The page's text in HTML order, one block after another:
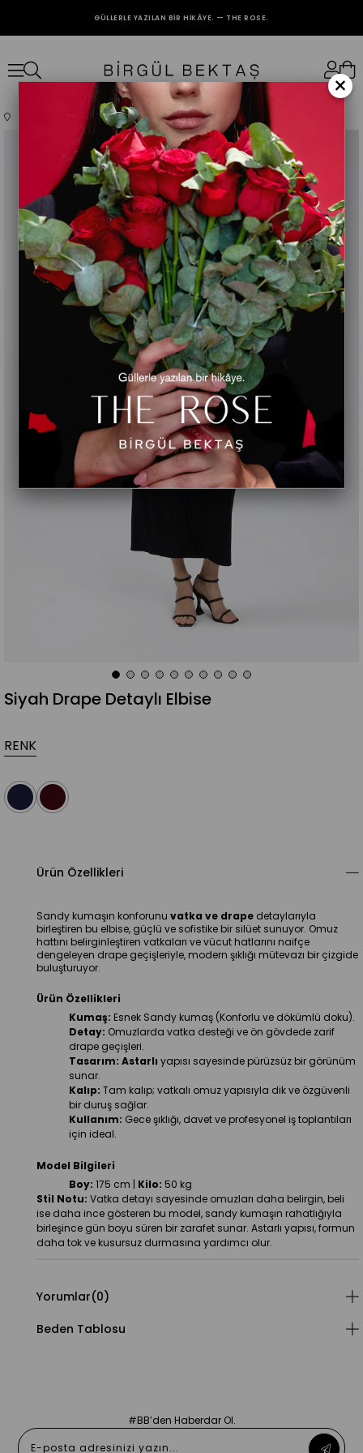
GÜLLERLE YAZILAN BIR HIKÂYE. — THE ROSE.
Giyim Üst Giyim Elbise Siyah Drape Detaylı Elbise
Siyah Drape Detaylı Elbise
RENK
Ürün Özellikleri
Sandy kumaşın konforunu vatka ve drape detaylarıyla
birleştiren bu elbise, güçlü ve sofistike bir silüet sunuyor. Omuz
hattını belirginleştiren vatkaları ve vücut hatlarını naifçe
dengeleyen drape geçişleriyle, modern şıklığı mütevazı bir çizgide
buluşturuyor.
Ürün Özellikleri
Kumaş: Esnek Sandy kumaş (Konforlu ve dökümlü doku).
Detay: Omuzlarda vatka desteği ve ön gövdede zarif
drape geçişleri.
Tasarım: Astarlı yapısı sayesinde pürüzsüz bir görünüm
sunar.
Kalıp: Tam kalıp; vatkalı omuz yapısıyla dik ve özgüvenli
bir duruş sağlar.
Kullanım: Gece şıklığı, davet ve profesyonel iş toplantıları
için ideal.
Model Bilgileri
Boy: 175 cm | Kilo: 50 kg
Stil Notu: Vatka detayı sayesinde omuzları daha belirgin, beli
ise daha ince gösteren bu model, sandy kumaşın rahatlığıyla
birleşince gün boyu süren bir zarafet sunar. Astarlı yapısı, formun
daha tok ve kusursuz durmasına yardımcı olur.
Yorumlar(0)
Beden Tablosu
#BB’den Haberdar Ol.
×